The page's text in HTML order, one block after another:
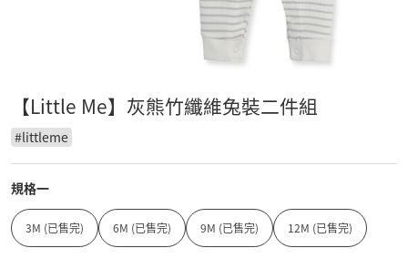
【Little Me】灰熊竹纖維兔裝二件組
#littleme
規格一
3M (已售完) 6M (已售完) 9M (已售完) 12M (已售完)